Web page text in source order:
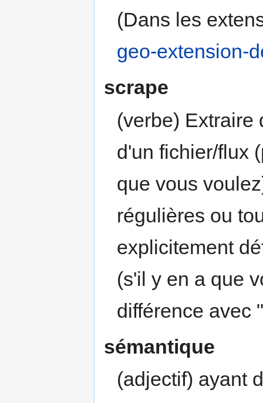
(Dans les
geo-extension-
scrape
(verbe) Extraire
d'un fichier/flux
que vous
régulières ou
explicitement
(s'il y en a que
différence avec
sémantique
(adjectif) ayant